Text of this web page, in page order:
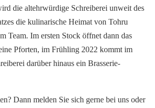
die altehrwürdige Schreiberei unweit des
die kulinarische Heimat von Tohru
Team. Im ersten Stock öffnet dann das
Pforten, im Frühling 2022 kommt im
darüber hinaus ein Brasserie-
Dann melden Sie sich gerne bei uns oder